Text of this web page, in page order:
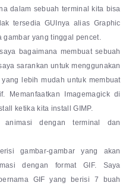
dalam sebuah terminal kita bisa
tersedia GUInya alias Graphic
gambar yang tinggal pencet.
bagaimana membuat sebuah
sarankan untuk menggunakan
lebih mudah untuk membuat
Memanfaatkan Imagemagick di
ketika kita install GIMP.
dengan terminal dan
gambar-gambar yang akan
dengan format GIF. Saya
GIF yang berisi 7 buah